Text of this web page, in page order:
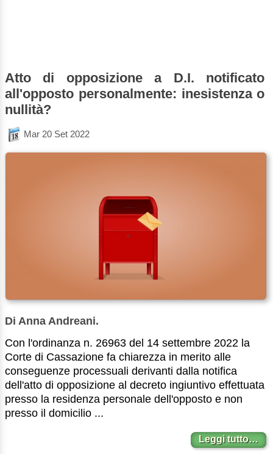
Atto di opposizione a D.I. notificato
all'opposto personalmente: inesistenza o
nullità?
Mar 20 Set 2022
Di Anna Andreani.
Con l'ordinanza n. 26963 del 14 settembre 2022 la
Corte di Cassazione fa chiarezza in merito alle
conseguenze processuali derivanti dalla notifica
dell'atto di opposizione al decreto ingiuntivo effettuata
presso la residenza personale dell'opposto e non
presso il domicilio ...
Leggi tutto…